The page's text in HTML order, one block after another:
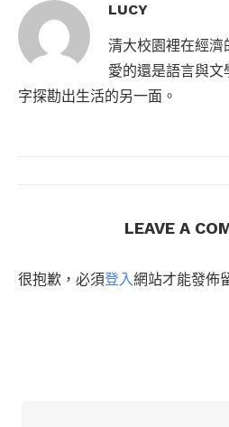
LUCY
清大校園裡在經濟
愛的還是語言與
字探勘出生活的另一面。
LEAVE A
很抱歉，必須登入網站才能發佈